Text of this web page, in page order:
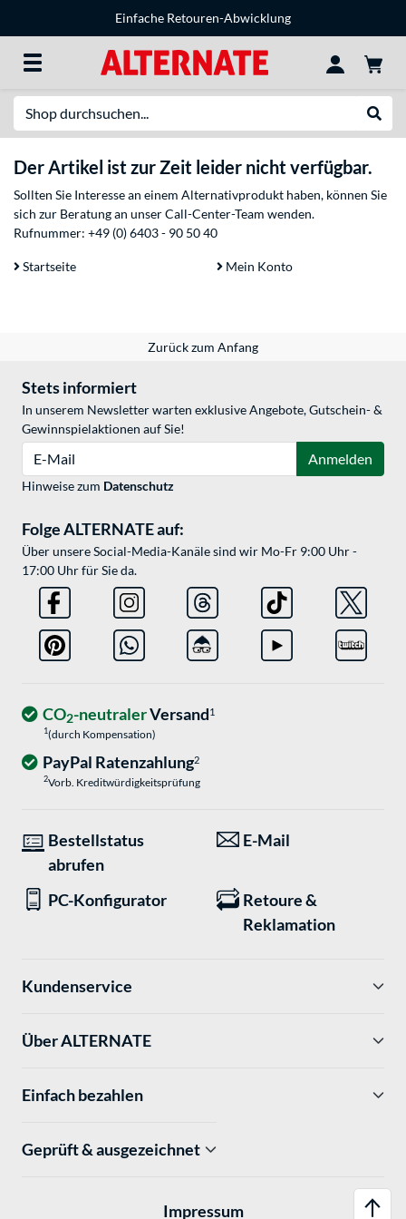
Einfache Retouren-Abwicklung
Der Artikel ist zur Zeit leider nicht verfügbar.
Sollten Sie Interesse an einem Alternativprodukt haben, können Sie
sich zur Beratung an unser Call-Center-Team wenden.
Rufnummer: +49 (0) 6403 - 90 50 40
Startseite Mein Konto
Zurück zum Anfang
Stets informiert
In unserem Newsletter warten exklusive Angebote, Gutschein- &
Gewinnspielaktionen auf Sie!
Anmelden
Hinweise zum Datenschutz
Folge ALTERNATE auf:
Über unsere Social-Media-Kanäle sind wir Mo-Fr 9:00 Uhr -
17:00 Uhr für Sie da.
CO2-neutralerVersand1
1(durch Kompensation)
PayPal Ratenzahlung2
2Vorb. Kreditwürdigkeitsprüfung
Bestellstatus
abrufen
E-Mail
PC-Konfigurator
Retoure &
Reklamation
Kundenservice
Über ALTERNATE
Einfach bezahlen
Geprüft & ausgezeichnet
Impressum